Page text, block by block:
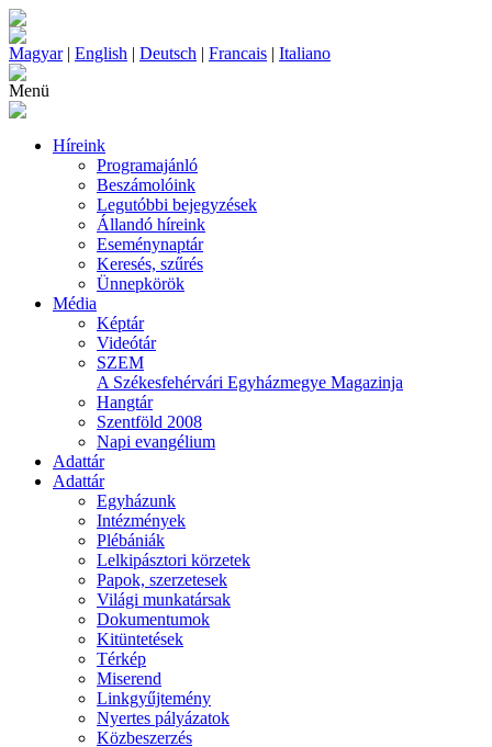
Magyar| English | Deutsch | Francais | Italiano
Menü
Híreink
Programajánló
Beszámolóink
Legutóbbi bejegyzések
Állandó híreink
Eseménynaptár
Keresés, szűrés
Ünnepkörök
Média
Képtár
Videótár
SZEM
A Székesfehérvári Egyházmegye Magazinja
Hangtár
Szentföld 2008
Napi evangélium
Adattár
Adattár
Egyházunk
Intézmények
Plébániák
Lelkipásztori körzetek
Papok, szerzetesek
Világi munkatársak
Dokumentumok
Kitüntetések
Térkép
Miserend
Linkgyűjtemény
Nyertes pályázatok
Közbeszerzés